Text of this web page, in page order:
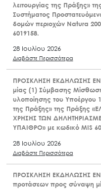
λειτουργίας της Πράξης»
Συστήματος
δομών περιοχών Natura
6019158.
28 Ιουλίου 2026
Διαβάστε Περισσότερα
ΠΡΟΣΚΛΗΣΗ ΕΚΔΗΛΩΣΗΣ
μίας (1) Σύμβασης
υλοποίησης του Υποέργου
της Πράξης» της Πράξης
ΧΡΗΣΗΣ ΤΩΝ
ΥΠΑΙΘΡΟ» με κωδικό MIS
28 Ιουλίου 2026
Διαβάστε Περισσότερα
ΠΡΟΣΚΛΗΣΗ ΕΚΔΗΛΩΣΗΣ
προτάσεων προς σύναψη